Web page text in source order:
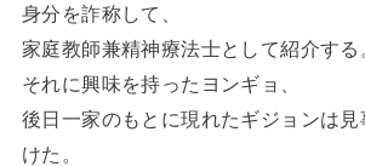
身分を詐称して、
家庭教師兼精神療法士として紹介する
それに興味を持ったヨンギョ、
後日一家のもとに現れたギジョンは
けた。